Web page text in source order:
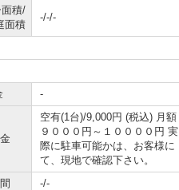
積/
面積
-/-/-
-
空有(1台)/9,000円 (税込) 月額
９０００円～１００００円 実
際に駐車可能かは、お客様に
て、現地で確認下さい。
-/-